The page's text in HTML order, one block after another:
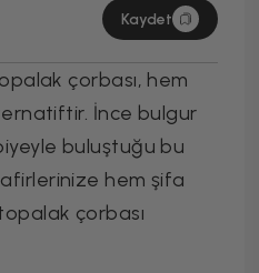
Kaydet
çorbası, hem
İnce bulgur
buluştuğu bu
hem şifa
çorbası